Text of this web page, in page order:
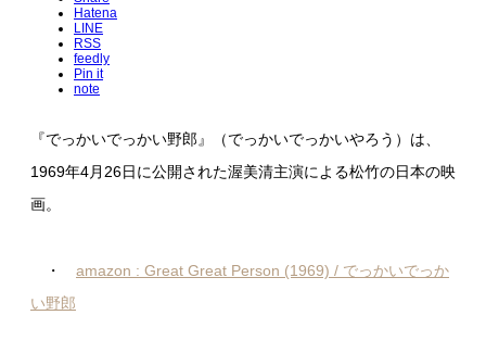
Hatena
LINE
RSS
feedly
Pin it
note
『でっかいでっかい野郎』（でっかいでっかいやろう）は、
1969年4月26日に公開された渥美清主演による松竹の日本の映
画。
・ amazon : Great Great Person (1969) / でっかいでっか
い野郎